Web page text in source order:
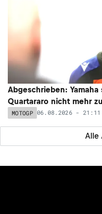
Alle
Abgeschrieben: Yamaha
Quartararo nicht mehr
MOTOGP 06.08.2026 - 21:11